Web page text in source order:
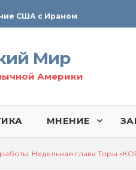
США с Ираном
Революции в Иране
Ливана и Газы
Мир
Америки
МНЕНИЕ
Недельная глава Торы